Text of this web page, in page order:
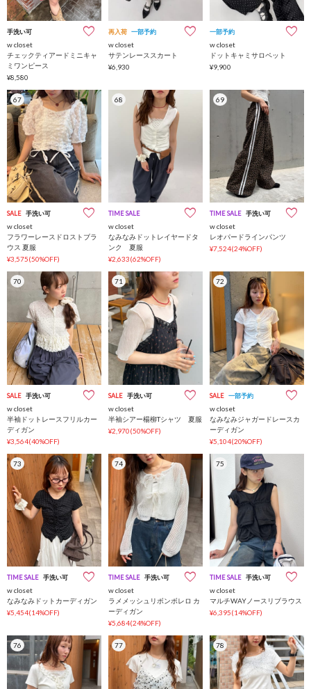
手洗い可
w closet
チェックティアードミニキャ
ミワンピース
¥8,580
再入荷 一部予約
w closet
サテンレーススカート
¥6,930
一部予約
w closet
ドットキャミサロペット
¥9,900
67
SALE 手洗い可
w closet
フラワーレースドロストブラ
ウス 夏服
¥3,575(50%OFF)
68
TIME SALE
w closet
なみなみドットレイヤードタ
ンク 夏服
¥2,633(62%OFF)
69
TIME SALE 手洗い可
w closet
レオパードラインパンツ
¥7,524(24%OFF)
70
SALE 手洗い可
w closet
半袖ドットレースフリルカー
ディガン
¥3,564(40%OFF)
71
SALE 手洗い可
w closet
半袖シアー楊柳Tシャツ 夏服
¥2,970(50%OFF)
72
SALE 一部予約
w closet
なみなみジャガードレースカ
ーディガン
¥5,104(20%OFF)
73
TIME SALE 手洗い可
w closet
なみなみドットカーディガン
¥5,454(14%OFF)
74
TIME SALE 手洗い可
w closet
ラメメッシュリボンボレロ カ
ーディガン
¥5,684(24%OFF)
75
TIME SALE 手洗い可
w closet
マルチWAYノースリブラウス
¥6,395(14%OFF)
76 77 78